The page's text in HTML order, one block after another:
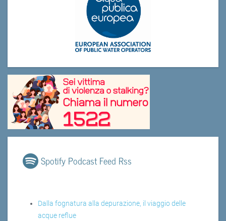
Spotify Podcast Feed Rss
Dalla fognatura alla depurazione, il viaggio delle
acque reflue